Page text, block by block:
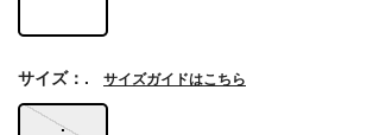
.
サイズ：. サイズガイドはこちら